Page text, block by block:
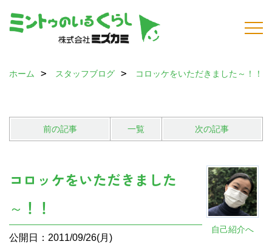
ホーム スタッフブログ コロッケをいただきました～！！
前の記事 一覧 次の記事
自己紹介へ
コロッケをいただきました
～！！
公開日：2011/09/26(月)